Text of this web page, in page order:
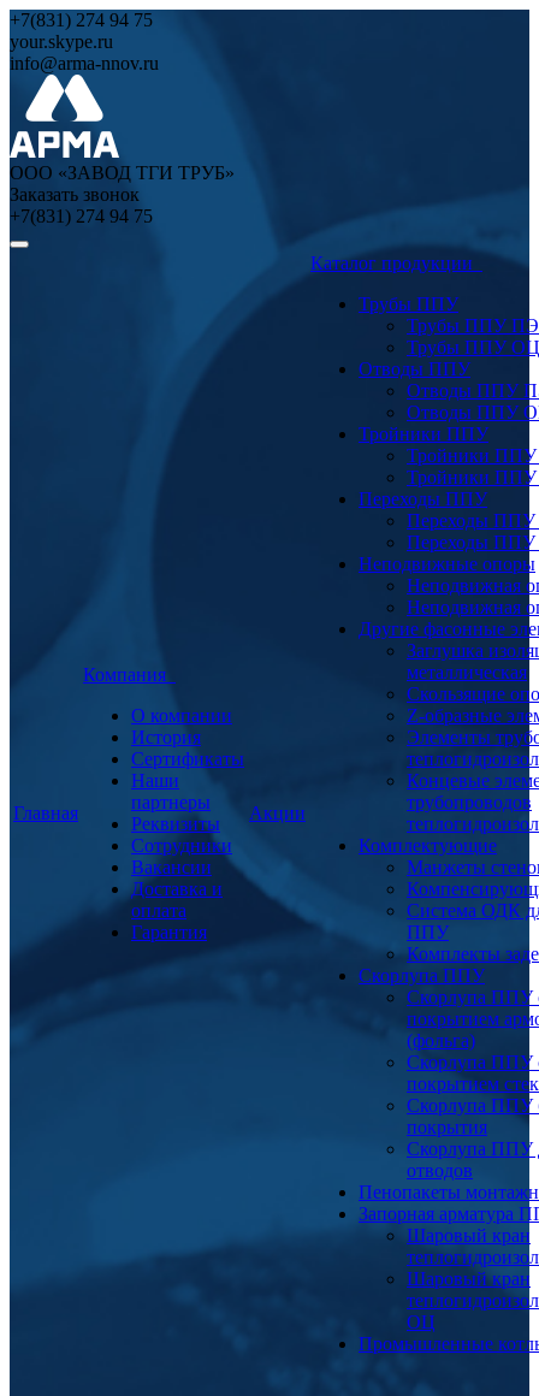
+7(831) 274 94 75
your.skype.ru
info@arma-nnov.ru
ООО «ЗАВОД ТГИ ТРУБ»
Заказать звонок
+7(831) 274 94 75
Главная
Компания
О компании
История
Сертификаты
Наши
партнеры
Реквизиты
Сотрудники
Вакансии
Доставка и
оплата
Гарантия
Акции
Каталог продукции
Трубы ППУ
Трубы ППУ ПЭ
Трубы ППУ ОЦ
Отводы ППУ
Отводы ППУ
Отводы ППУ
Тройники ППУ
Тройники
Тройники
Переходы ППУ
Переходы
Переходы
Неподвижные опоры
Неподвижная
Неподвижная
Другие фасонные
Заглушка
металлическая
Скользящие
Z-образные
Элементы
Концевые
трубопроводов
Комплектующие
Манжеты
Система ОДК
ППУ
Комплекты
Скорлупа ППУ
Скорлупа ППУ
покрытием
(фольга)
Скорлупа ППУ
покрытием
Скорлупа ППУ
покрытия
Скорлупа ППУ
отводов
Пенопакеты
Запорная арматура
Шаровый кран
Шаровый кран
ОЦ
Промышленные